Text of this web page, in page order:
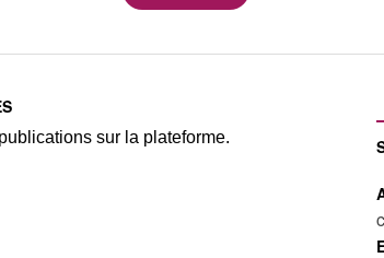
sur la plateforme.